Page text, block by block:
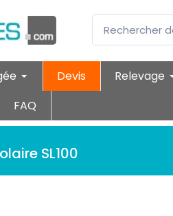
Devis Relevage
FAQ
SL100